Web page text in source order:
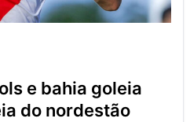
do nordestão